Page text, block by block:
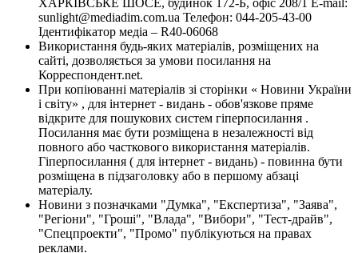
sunlight@mediadim.com.ua Телефон: 044-205-43-00
Ідентифікатор медіа – R40-06068
Використання будь-яких матеріалів, розміщених на
сайті, дозволяється за умови посилання на
Корреспондент.net.
При копіюванні матеріалів зі сторінки « Новини України
і світу» , для інтернет - видань - обов'язкове пряме
відкрите для пошукових систем гіперпосилання .
Посилання має бути розміщена в незалежності від
повного або часткового використання матеріалів.
Гіперпосилання ( для інтернет - видань) - повинна бути
розміщена в підзаголовку або в першому абзаці
матеріалу.
Новини з позначками "Думка", "Експертиза", "Заява",
"Регіони", "Гроші", "Влада", "Вибори", "Тест-драйв",
"Спецпроекти", "Промо" публікуються на правах
реклами.